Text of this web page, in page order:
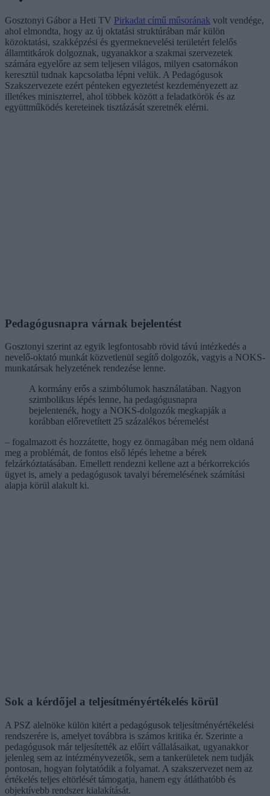
Gosztonyi Gábor a Heti TV Pirkadat című műsorának volt vendége,
ahol elmondta, hogy az új oktatási struktúrában már külön
közoktatási, szakképzési és gyermeknevelési területért felelős
államtitkárok dolgoznak, ugyanakkor a szakmai szervezetek
számára egyelőre az sem teljesen világos, milyen csatornákon
keresztül tudnak kapcsolatba lépni velük. A Pedagógusok
Szakszervezete ezért pénteken egyeztetést kezdeményezett az
illetékes miniszterrel, ahol többek között a feladatkörök és az
együttműködés kereteinek tisztázását szeretnék elérni.
Pedagógusnapra várnak bejelentést
Gosztonyi szerint az egyik legfontosabb rövid távú intézkedés a
nevelő-oktató munkát közvetlenül segítő dolgozók, vagyis a NOKS-
munkatársak helyzetének rendezése lenne.
A kormány erős a szimbólumok használatában. Nagyon
szimbolikus lépés lenne, ha pedagógusnapra
bejelentenék, hogy a NOKS-dolgozók megkapják a
korábban előrevetített 25 százalékos béremelést
– fogalmazott és hozzátette, hogy ez önmagában még nem oldaná
meg a problémát, de fontos első lépés lehetne a bérek
felzárkóztatásában. Emellett rendezni kellene azt a bérkorrekciós
ügyet is, amely a pedagógusok tavalyi béremelésének számítási
alapja körül alakult ki.
Sok a kérdőjel a teljesítményértékelés körül
A PSZ alelnöke külön kitért a pedagógusok teljesítményértékelési
rendszerére is, amelyet továbbra is számos kritika ér. Szerinte a
pedagógusok már teljesítették az előírt vállalásaikat, ugyanakkor
jelenleg sem az intézményvezetők, sem a tankerületek nem tudják
pontosan, hogyan folytatódik a folyamat. A szakszervezet nem az
értékelés teljes eltörlését támogatja, hanem egy átláthatóbb és
objektívebb rendszer kialakítását.